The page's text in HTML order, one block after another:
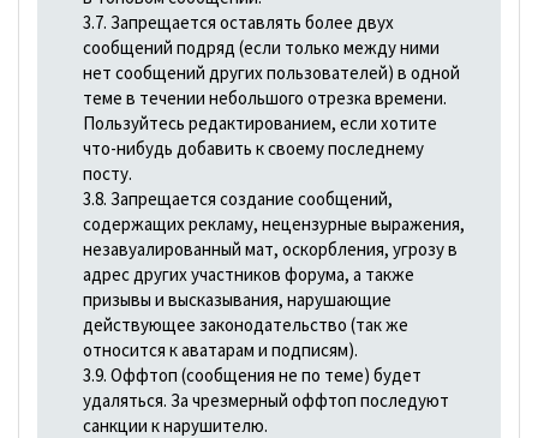
3.7. Запрещается оставлять более двух
сообщений подряд (если только между ними
нет сообщений других пользователей) в одной
теме в течении небольшого отрезка времени.
Пользуйтесь редактированием, если хотите
что-нибудь добавить к своему последнему
посту.
3.8. Запрещается создание сообщений,
содержащих рекламу, нецензурные выражения,
незавуалированный мат, оскорбления, угрозу в
адрес других участников форума, а также
призывы и высказывания, наpyшающие
действующее законодательство (так же
относится к аватарам и подписям).
3.9. Оффтоп (сообщения не по теме) будет
удаляться. За чрезмерный оффтоп последуют
санкции к нарушителю.